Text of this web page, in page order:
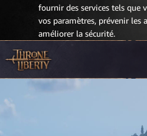
fournir des services tels que
vos paramètres, prévenir les
améliorer la sécurité.